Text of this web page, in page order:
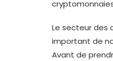
Le secteur des
important de
Avant de